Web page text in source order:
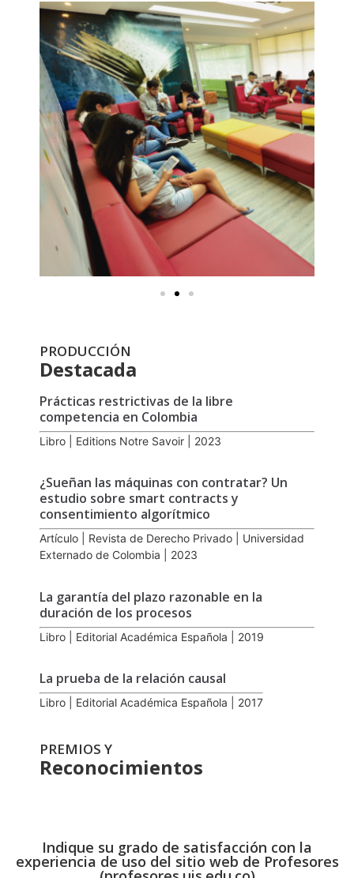
PRODUCCIÓN
Destacada
Prácticas restrictivas de la libre
competencia en Colombia
Libro | Editions Notre Savoir | 2023
¿Sueñan las máquinas con contratar? Un
estudio sobre smart contracts y
consentimiento algorítmico
Artículo | Revista de Derecho Privado | Universidad
Externado de Colombia | 2023
La garantía del plazo razonable en la
duración de los procesos
Libro | Editorial Académica Española | 2019
La prueba de la relación causal
Libro | Editorial Académica Española | 2017
PREMIOS Y
Reconocimientos
Indique su grado de satisfacción con la
experiencia de uso del sitio web de Profesores